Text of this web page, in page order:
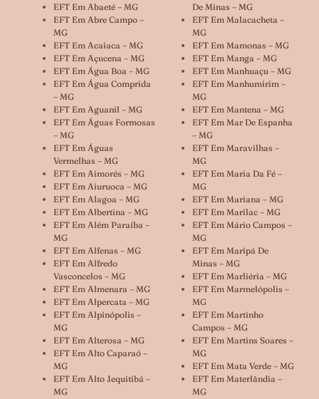
EFT Em Abaeté – MG
EFT Em Abre Campo –
MG
EFT Em Acaiaca – MG
EFT Em Açucena – MG
EFT Em Água Boa – MG
EFT Em Água Comprida
– MG
EFT Em Aguanil – MG
EFT Em Águas Formosas
– MG
EFT Em Águas
Vermelhas – MG
EFT Em Aimorés – MG
EFT Em Aiuruoca – MG
EFT Em Alagoa – MG
EFT Em Albertina – MG
EFT Em Além Paraíba –
MG
EFT Em Alfenas – MG
EFT Em Alfredo
Vasconcelos – MG
EFT Em Almenara – MG
EFT Em Alpercata – MG
EFT Em Alpinópolis –
MG
EFT Em Alterosa – MG
EFT Em Alto Caparaó –
MG
EFT Em Alto Jequitibá –
MG
De Minas – MG
EFT Em Malacacheta –
MG
EFT Em Mamonas – MG
EFT Em Manga – MG
EFT Em Manhuaçu – MG
EFT Em Manhumirim –
MG
EFT Em Mantena – MG
EFT Em Mar De Espanha
– MG
EFT Em Maravilhas –
MG
EFT Em Maria Da Fé –
MG
EFT Em Mariana – MG
EFT Em Marilac – MG
EFT Em Mário Campos –
MG
EFT Em Maripá De
Minas – MG
EFT Em Marliéria – MG
EFT Em Marmelópolis –
MG
EFT Em Martinho
Campos – MG
EFT Em Martins Soares –
MG
EFT Em Mata Verde – MG
EFT Em Materlândia –
MG